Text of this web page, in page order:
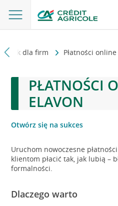
Bank dla firm Płatności online
PŁATNOŚCI
ELAVON
Otwórz się na sukces
Uruchom nowoczesne
klientom płacić tak, jak lubią –
formalności.
Dlaczego warto